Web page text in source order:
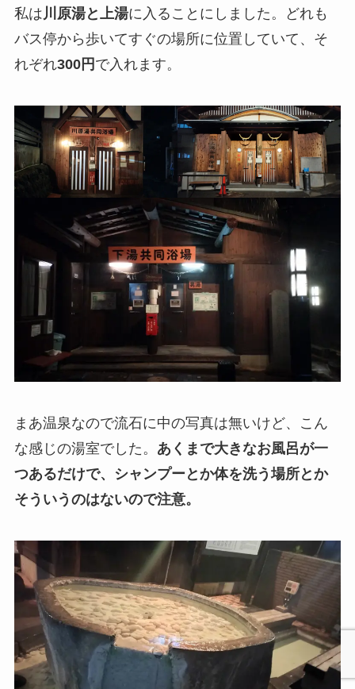
私は 川原湯と上湯に入ることにしました。どれも
バス停から歩いてすぐの場所に位置していて、そ
れぞれ300円 で入れます。
まあ温泉なので流石に中の写真は無いけど、こん
な感じの湯室でした。 あくまで大きなお風呂が一
つあるだけで、シャンプーとか体を洗う場所とか
そういうのはないので注意。